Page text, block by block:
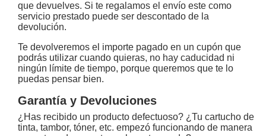
que devuelves. Si te regalamos el envío este como
servicio prestado puede ser descontado de la
devolución.
Te devolveremos el importe pagado en un cupón que
podrás utilizar cuando quieras, no hay caducidad ni
ningún límite de tiempo, porque queremos que te lo
puedas pensar bien.
Garantía y Devoluciones
¿Has recibido un producto defectuoso? ¿Tu cartucho de
tinta, tambor, tóner, etc. empezó funcionando de manera